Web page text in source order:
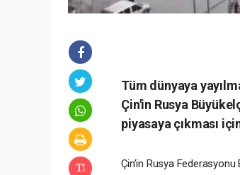
Tüm dünyaya
Çin'in Rusya
piyasaya çıkması
Çin’in Rusya Federasyonu